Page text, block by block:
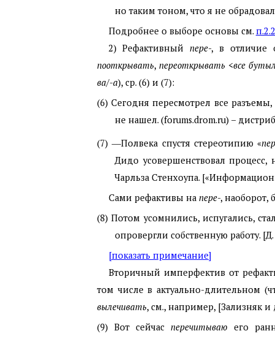
но таким тоном, что я не
Подробнее о выборе основы см. п.2.2
2) Рефактивныйпере-, в отличие
пооткрывать, переоткрывать <все
ва/-а), ср. (6) и (7):
(6) Сегодня пересмотрел все разъемы,
не нашел. (forums.drom.ru) –
(7) ―Полвека спустя стереотипию «
Дидо усовершенствовал
Чарльза Стенхоупа.
Сами рефактивы на пере-, наоборот,
(8) Потом усомнились, испугались,
опровергли собственную работу.
[показать примечание]
Вторичный имперфектив от
том числе в актуально-длительном
вылечивать, см., например, [Зализняк и
(9) Вот сейчас перечитываю его